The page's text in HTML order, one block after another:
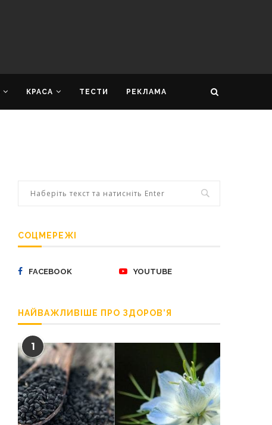
КРАСА ТЕСТИ РЕКЛАМА
СОЦМЕРЕЖІ
FACEBOOK YOUTUBE
НАЙВАЖЛИВІШЕ ПРО ЗДОРОВ’Я
1